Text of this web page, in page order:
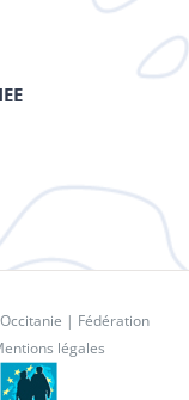
| Fédération
légales